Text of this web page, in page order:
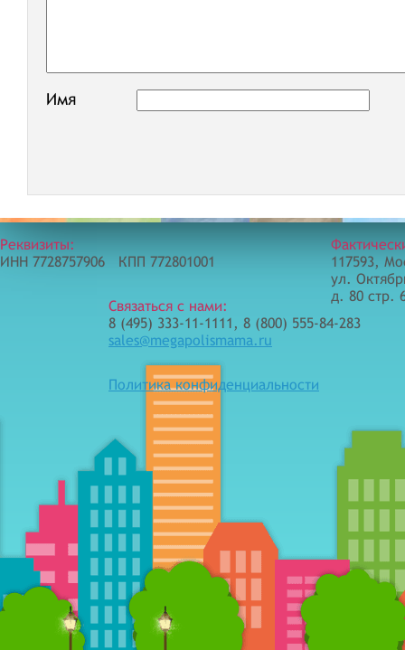
Имя
Реквизиты:
ИНН 7728757906 КПП 772801001
Связаться с нами:
8 (495) 333-11-1111, 8 (800) 555-84-283
sales@megapolismama.ru
Политика конфиденциальности
117593,
ул.
д. 80 стр.